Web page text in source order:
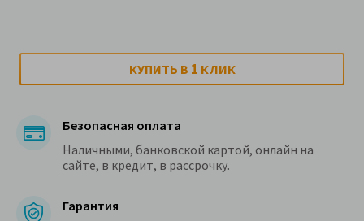
КУПИТЬ В 1 КЛИК
Безопасная оплата
Наличными, банковской картой, онлайн на
сайте, в кредит, в рассрочку.
Гарантия